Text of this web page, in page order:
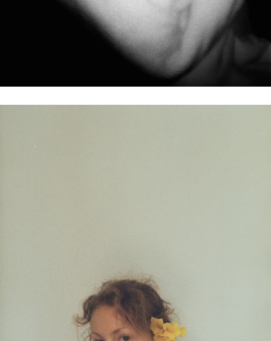
Наш сайт использует куки. Оставаясь на Bird in Flight, вы
соглашаетесь с нашейполитикой конфиденциальности
Ок